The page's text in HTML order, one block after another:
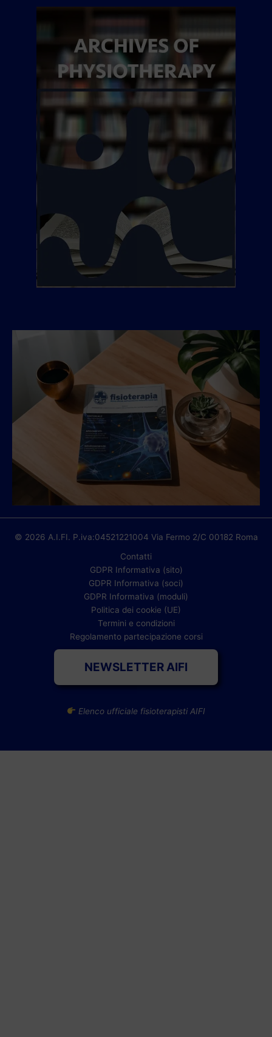
© 2026 A.I.FI. P.iva:04521221004 Via Fermo 2/C 00182 Roma
Contatti
GDPR Informativa (sito)
GDPR Informativa (soci)
GDPR Informativa (moduli)
Politica dei cookie (UE)
Termini e condizioni
Regolamento partecipazione corsi
NEWSLETTER AIFI
Elenco ufficiale fisioterapisti AIFI